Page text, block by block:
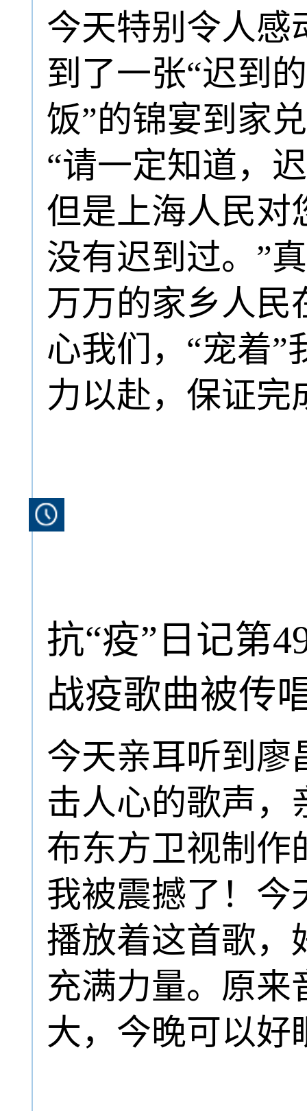
今天特别令人感
到了一张“迟到
饭”的锦宴到家
“请一定知道，
但是上海人民对
没有迟到过。”
万万的家乡人民
心我们，“宠着”
力以赴，保证
抗“疫”日记第
战疫歌曲被传
今天亲耳听到廖
击人心的歌声，
布东方卫视制作
我被震撼了！今
播放着这首歌，
充满力量。原来
大，今晚可以